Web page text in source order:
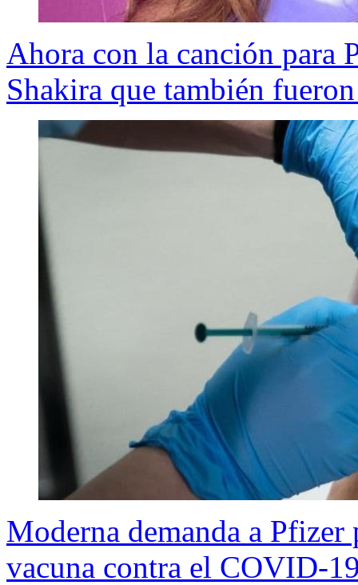
Ahora con la canción para
Shakira que también
Moderna demanda a
vacuna contra el COVID-